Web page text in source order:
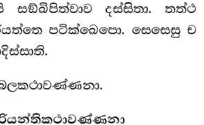
සඞ්ඛිපිත්වාව දස්සිතා. තත්ථ
පටික්ඛෙපො. සෙසෙසු ච